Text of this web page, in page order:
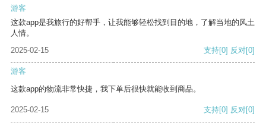
游客
这款app是我旅行的好帮手，让我能够轻松找到目的地，了解当地的风土
人情。
2025-02-15
支持[0] 反对[0]
游客
这款app的物流非常快捷，我下单后很快就能收到商品。
2025-02-15 支持[0] 反对[0]